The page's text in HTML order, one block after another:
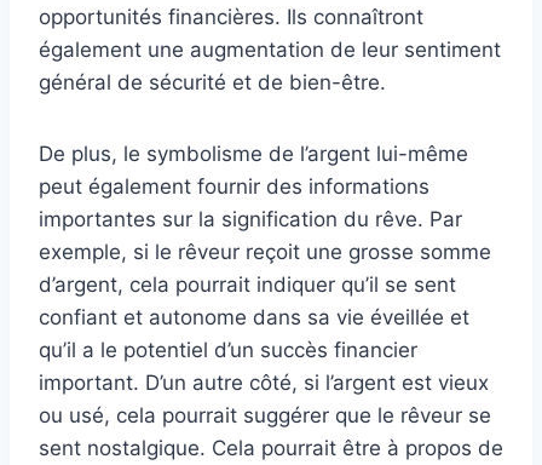
opportunités financières. Ils connaîtront
également une augmentation de leur sentiment
général de sécurité et de bien-être.
De plus, le symbolisme de l’argent lui-même
peut également fournir des informations
importantes sur la signification du rêve. Par
exemple, si le rêveur reçoit une grosse somme
d’argent, cela pourrait indiquer qu’il se sent
confiant et autonome dans sa vie éveillée et
qu’il a le potentiel d’un succès financier
important. D’un autre côté, si l’argent est vieux
ou usé, cela pourrait suggérer que le rêveur se
sent nostalgique. Cela pourrait être à propos de